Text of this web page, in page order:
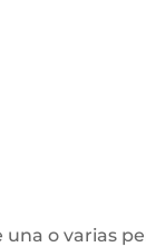
o varias